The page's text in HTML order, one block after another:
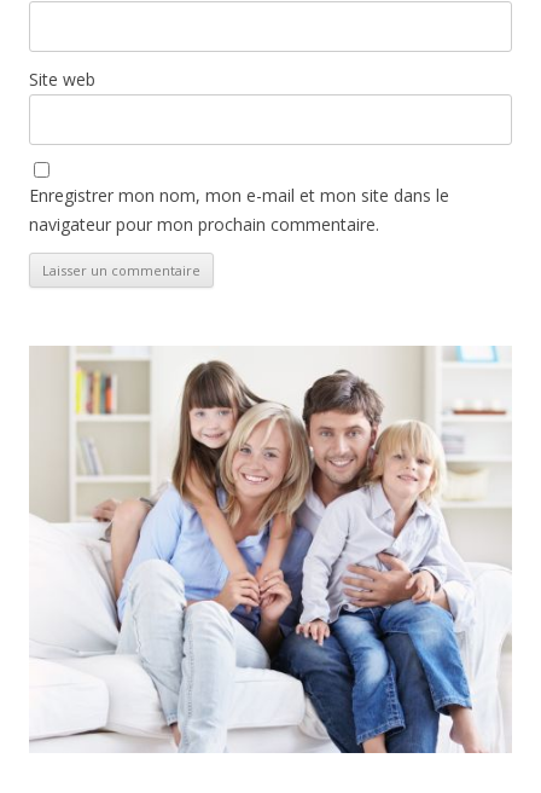
Site web
Enregistrer mon nom, mon e-mail et mon site dans le
navigateur pour mon prochain commentaire.